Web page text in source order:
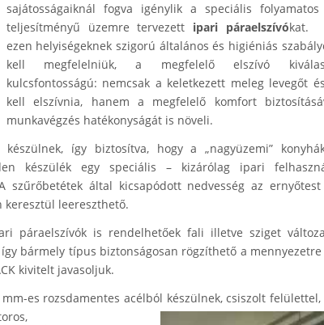
sajátosságaiknál fogva igénylik a speciális
teljesítményű üzemre tervezett ipari páraelszívókat.
ezen helyiségeknek szigorú általános és higiéniás
kell megfelelniük, a megfelelő elszívó
kulcsfontosságú: nemcsak a keletkezett meleg levegőt
kell elszívnia, hanem a megfelelő komfort
munkavégzés hatékonyságát is növeli.
így biztosítva, hogy a „nagyüzemi”
készülék egy speciális – kizárólag ipari
által kicsapódott nedvesség az
keresztül leereszthető.
páraelszívók is rendelhetőek fali illetve sziget
bármely típus biztonságosan rögzíthető a mennyezetre
kivitelt javasoljuk.
es rozsdamentes acélból készülnek, csiszolt felülettel,